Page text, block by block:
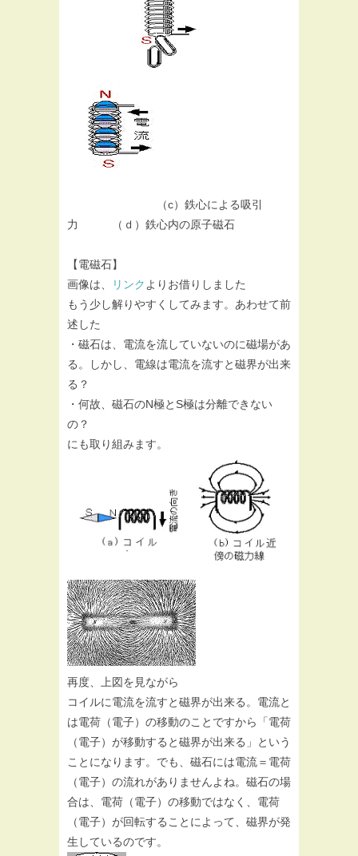
（c）鉄心による吸引
力 （ｄ）鉄心内の原子磁石
【電磁石】
画像は、
リンクよりお借りしました
もう少し解りやすくしてみます。あわせて前
述した
・磁石は、電流を流していないのに磁場があ
る。しかし、電線は電流を流すと磁界が出来
る？
・何故、磁石のN極とS極は分離できない
の？
にも取り組みます。
再度、上図を見ながら
コイルに電流を流すと磁界が出来る。電流と
は電荷（電子）の移動のことですから「電荷
（電子）が移動すると磁界が出来る」という
ことになります。でも、磁石には電流＝電荷
（電子）の流れがありませんよね。磁石の場
合は、電荷（電子）の移動ではなく、電荷
（電子）が回転することによって、磁界が発
生しているのです。